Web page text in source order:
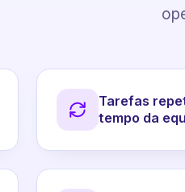
Tarefas
tempo da